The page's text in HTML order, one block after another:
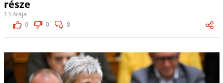
része
13 órája
0
0 8